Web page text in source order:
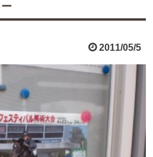
2011/05/5